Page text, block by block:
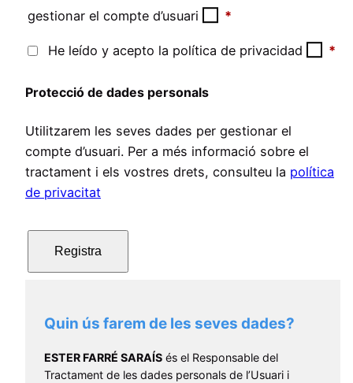
gestionar el compte d’usuari
*
He leído y acepto la política de privacidad *
Protecció de dades personals
Utilitzarem les seves dades per gestionar el
compte d’usuari. Per a més informació sobre el
tractament i els vostres drets, consulteu la política
de privacitat
Registra
Quin ús farem de les seves dades?
ESTER FARRÉ SARAÍS és el Responsable del
Tractament de les dades personals de l’Usuari i